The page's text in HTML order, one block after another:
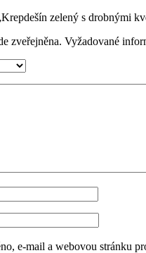
zelený s drobnými
zveřejněna. Vyžadované
e-mail a webovou stránku